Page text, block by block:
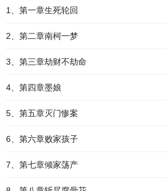
1、第一章生死轮回
2、第二章南柯一梦
3、第三章劫财不劫命
4、第四章墨娘
5、第五章灭门惨案
6、第六章败家孩子
7、第七章倾家荡产